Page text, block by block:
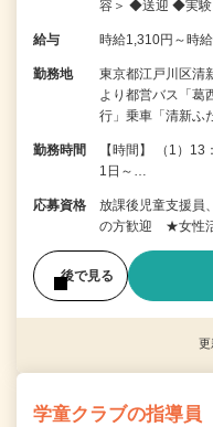
容＞ ◆送迎 ◆実験
給与 時給1,310円～時
勤務地
東京都江戸川区清
より都営バス「葛
行」乗車「清新ふ
勤務時間
【時間】 （1）
1日～…
応募資格
放課後児童支援員
の方歓迎 ★女性活
後で見る
学童クラブの指導員